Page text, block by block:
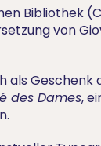
Bibliothek
von
des Dames,